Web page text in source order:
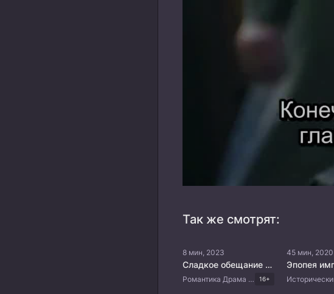
Так же смотрят:
8 мин, 2023
Сладкое обещание в начале лета
Романтика Драма Китайские дорамы 16+
45 мин, 2020